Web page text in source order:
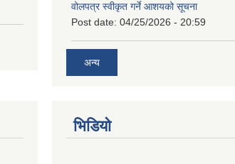
वोलपत्र स्वीकृत गर्ने आशयको सूचना
Post date: 04/25/2026 - 20:59
अन्य
भिडियो